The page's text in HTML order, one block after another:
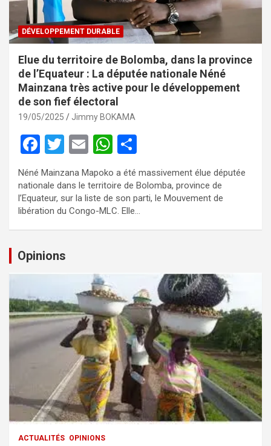
DÉVELOPPEMENT DURABLE
Elue du territoire de Bolomba, dans la province
de l’Equateur : La députée nationale Néné
Mainzana très active pour le développement
de son fief électoral
19/05/2025 Jimmy BOKAMA
F
a
ce
b
o
k
T
wi
tt
er
E
m
ail
W
at
s
A
ta
g
er
Néné Mainzana Mapoko a été massivement élue députée
nationale dans le territoire de Bolomba, province de
l’Equateur, sur la liste de son parti, le Mouvement de
libération du Congo-MLC. Elle…
Opinions
ACTUALITÉS OPINIONS